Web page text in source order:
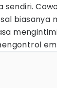
sendiri.
biasanya